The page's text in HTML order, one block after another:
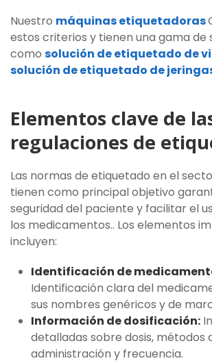
Nuestro máquinas etiquetadoras
estos criterios y tienen una gama de
como solución de etiquetado de
solución de etiquetado de
Elementos clave de
regulaciones de
Las normas de etiquetado en el
tienen como principal objetivo
seguridad del paciente y facilitar el
los medicamentos.. Los elementos
incluyen:
Identificación de
Identificación clara del
sus nombres genéricos y de
Información de dosificación:
detalladas sobre dosis, métodos
administración y frecuencia.